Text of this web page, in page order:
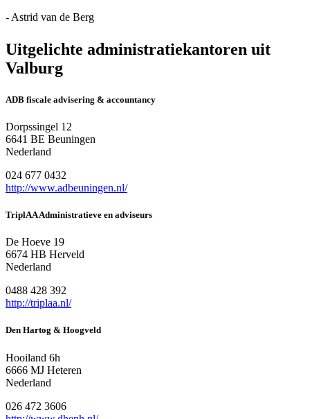
- Astrid van de Berg
Uitgelichte administratiekantoren uit
Valburg
ADB fiscale advisering & accountancy
Dorpssingel 12
6641 BE Beuningen
Nederland
024 677 0432
http://www.adbeuningen.nl/
TriplAA Administratieve en adviseurs
De Hoeve 19
6674 HB Herveld
Nederland
0488 428 392
http://triplaa.nl/
Den Hartog & Hoogveld
Hooiland 6h
6666 MJ Heteren
Nederland
026 472 3606